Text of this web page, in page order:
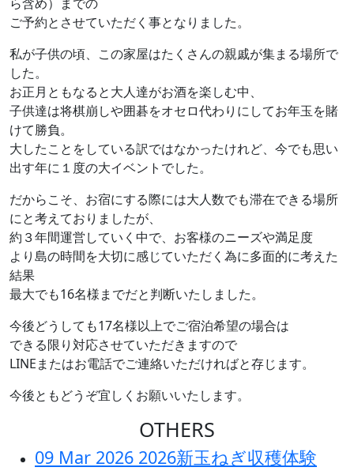
ご予約とさせていただく事となりました。
私が子供の頃、この家屋はたくさんの親戚が集まる場所で
した。
お正月ともなると大人達がお酒を楽しむ中、
子供達は将棋崩しや囲碁をオセロ代わりにしてお年玉を賭
けて勝負。
大したことをしている訳ではなかったけれど、今でも思い
出す年に１度の大イベントでした。
だからこそ、お宿にする際には大人数でも滞在できる場所
にと考えておりましたが、
約３年間運営していく中で、お客様のニーズや満足度
より島の時間を大切に感じていただく為に多面的に考えた
結果
最大でも16名様までだと判断いたしました。
今後どうしても17名様以上でご宿泊希望の場合は
できる限り対応させていただきますので
LINEまたはお電話でご連絡いただければと存じます。
今後ともどうぞ宜しくお願いいたします。
OTHERS
09 Mar 2026 2026新玉ねぎ収穫体験